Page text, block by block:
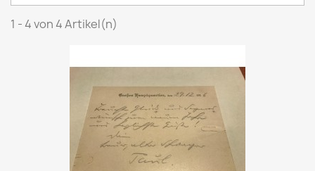
1 - 4 von 4 Artikel(n)